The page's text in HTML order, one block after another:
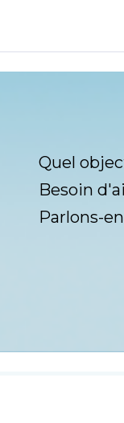
Quel
Besoin
Parlons-